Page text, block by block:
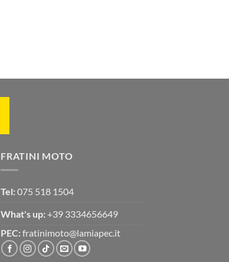
FRATINI MOTO
Tel: 075 518 1504
What's up: +39 3334656649
PEC: fratinimoto@lamiapec.it